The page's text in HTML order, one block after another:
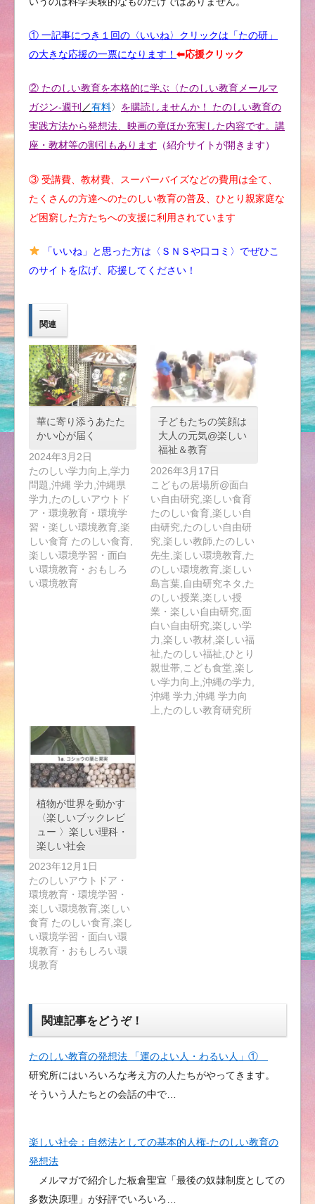
① 一記事につき１回の〈いいね〉クリックは「たの研」
の大きな応援の一票になります！ ⬅︎応援クリック
② たのしい教育を本格的に学ぶ〈たのしい教育メールマ
ガジン-週刊 ／有料〉 を購読しませんか！ たのしい教育の
実践方法から発想法、映画の章ほか充実した内容です。講
座・教材等の割引もあります （紹介サイトが開きます）
③ 受講費、教材費、スーパーバイズなどの費用は全て、
たくさんの方達へのたのしい教育の普及、ひとり親家庭な
ど困窮した方たちへの支援に利用されています
「いいね」と思った方は〈ＳＮＳや口コミ〉でぜひこ
のサイトを広げ、応援してください！
関連
華に寄り添うあたた
かい心が届く
2024年3月2日
たのしい学力向上,学力
問題,沖縄 学力,沖縄県
学力,たのしいアウトド
ア・環境教育・環境学
習・楽しい環境教育,楽
しい食育 たのしい食育,
楽しい環境学習・面白
い環境教育・おもしろ
い環境教育
子どもたちの笑顔は
大人の元気@楽しい
福祉＆教育
2026年3月17日
こどもの居場所@面白
い自由研究,楽しい食育
たのしい食育,楽しい自
由研究,たのしい自由研
究,楽しい教師,たのしい
先生,楽しい環境教育,た
のしい環境教育,楽しい
島言葉,自由研究ネタ,た
のしい授業,楽しい授
業・楽しい自由研究,面
白い自由研究,楽しい学
力,楽しい教材,楽しい福
祉,たのしい福祉,ひとり
親世帯,こども食堂,楽し
い学力向上,沖縄の学力,
沖縄 学力,沖縄 学力向
上,たのしい教育研究所
植物が世界を動かす
〈楽しいブックレビ
ュー 〉楽しい理科・
楽しい社会
2023年12月1日
たのしいアウトドア・
環境教育・環境学習・
楽しい環境教育,楽しい
食育 たのしい食育,楽し
い環境学習・面白い環
境教育・おもしろい環
境教育
関連記事をどうぞ！
たのしい教育の発想法 「運のよい人・わるい人」①
研究所にはいろいろな考え方の人たちがやってきます。
そういう人たちとの会話の中で…
楽しい社会：自然法としての基本的人権-たのしい教育の
発想法
メルマガで紹介した板倉聖宣「最後の奴隷制度としての
多数決原理」が好評でいろいろ…